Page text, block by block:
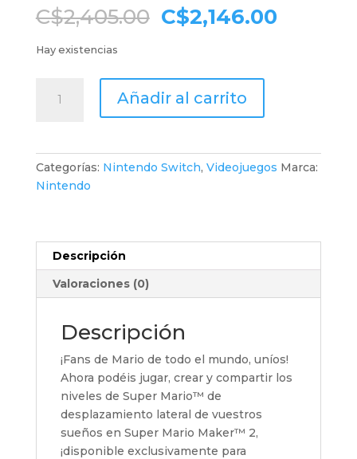
C$2,405.00 El
precio
C$2,405.00.
C$2,146.00El
Hay existencias
Mario
Nintendo
Añadir al carrito
Categorías: Nintendo Switch, Videojuegos Marca:
Nintendo
Descripción
Valoraciones (0)
Descripción
¡Fans de Mario de todo el mundo, uníos!
Ahora podéis jugar, crear y compartir los
niveles de Super Mario™ de
desplazamiento lateral de vuestros
sueños en Super Mario Maker™ 2,
¡disponible exclusivamente para